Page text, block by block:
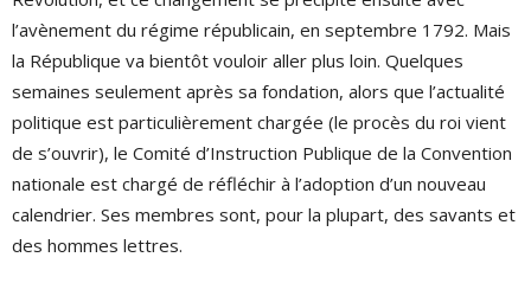
l’avènement du régime républicain, en septembre 1792. Mais
la République va bientôt vouloir aller plus loin. Quelques
semaines seulement après sa fondation, alors que l’actualité
politique est particulièrement chargée (le procès du roi vient
de s’ouvrir), le Comité d’Instruction Publique de la Convention
nationale est chargé de réfléchir à l’adoption d’un nouveau
calendrier. Ses membres sont, pour la plupart, des savants et
des hommes lettres.